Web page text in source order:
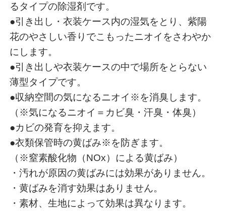
るタイプの除湿剤です。
●引き出し・衣装ケース内の湿気をとり、紫陽
花のやさしい香りでこもったニオイをさわやか
にします。
●引き出しや衣装ケースの中で場所をとらない
薄型タイプです。
●収納空間の気になるニオイ※を消臭します。
（※気になるニオイ＝カビ臭・汗臭・体臭）
●カビの発育を抑えます。
●衣類保管時の黄ばみ※を防ぎます。
（※窒素酸化物（NOx）による黄ばみ）
・汚れが原因の黄ばみには効果がありません。
・黄ばみを消す効果はありません。
・素材、生地によって効果は異なります。